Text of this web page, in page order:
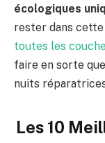
écologiques
rester dans
toutes les
faire en sorte
nuits
Les 10